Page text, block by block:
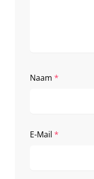
Naam *
E-Mail *